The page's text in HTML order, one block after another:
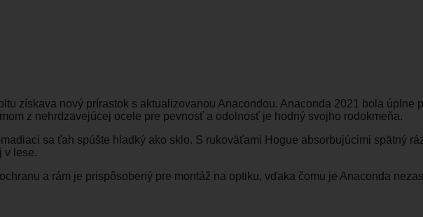
získava nový prírastok s aktualizovanou Anacondou. Anaconda 2021 bola
z nehrdzavejúcej ocele pre pevnosť a odolnosť je hodný svojho rodokmeňa.
sa ťah spúšte hladký ako sklo. S rukoväťami Hogue absorbujúcimi spätný
v lese.
a rám je prispôsobený pre montáž na optiku, vďaka čomu je Anaconda